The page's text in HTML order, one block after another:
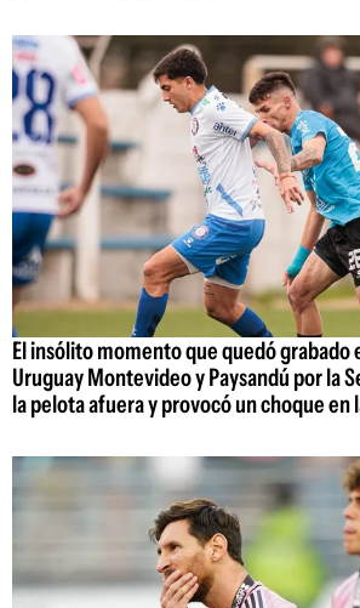
El insólito momento que quedó grabado
Uruguay Montevideo y Paysandú por la
la pelota afuera y provocó un choque en